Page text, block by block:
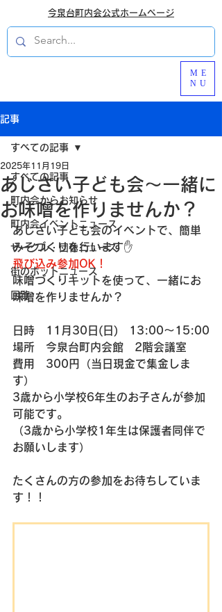
今泉台町内会公式ホームページ
ME
NU
記事
すべての記事
町内会からお知らせ
町内会イベントニュース
サークル・団体ニュース
街のホットニュース
回覧
すべての記事
あじさい子ども会～一緒に
お味噌を作りませんか？
2025年11月19日
あじさい子ども会のイベントで、簡単
みそづくりを行います✋
飛び込み参加OK！
味噌づくりキットを使って、一緒にお
味噌を作りませんか？
日時　11月30日(日)　13:00～15:00
場所　今泉台町内会館　2階会議室
費用　300円（当日現金で集金しま
す）
3歳から小学校6年生のお子さんが参加
可能です。
（3歳から小学校1年生は保護者同伴で
お願いします）
たくさんの方の参加をお待ちしていま
す！！